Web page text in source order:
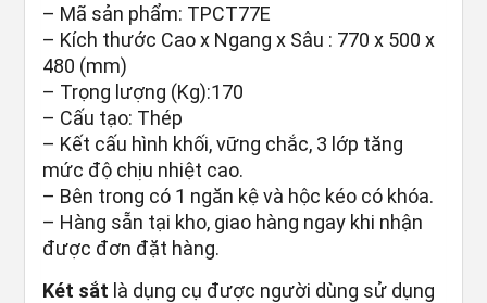
– Mã sản phẩm: TPCT77E
– Kích thước Cao x Ngang x Sâu : 770 x 500 x
480 (mm)
– Trọng lượng (Kg):170
– Cấu tạo: Thép
– Kết cấu hình khối, vững chắc, 3 lớp tăng
mức độ chịu nhiệt cao.
– Bên trong có 1 ngăn kệ và hộc kéo có khóa.
– Hàng sẵn tại kho, giao hàng ngay khi nhận
được đơn đặt hàng.
Két sắt là dụng cụ được người dùng sử dụng